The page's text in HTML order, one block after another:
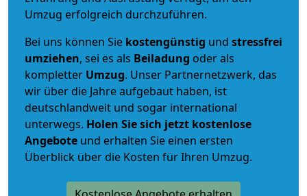
Umzug erfolgreich durchzuführen.
Bei uns können Sie kostengünstig und stressfrei
umziehen, sei es als Beiladung oder als
kompletter Umzug. Unser Partnernetzwerk, das
wir über die Jahre aufgebaut haben, ist
deutschlandweit und sogar international
unterwegs. Holen Sie sich jetzt kostenlose
Angebote und erhalten Sie einen ersten
Überblick über die Kosten für Ihren Umzug.